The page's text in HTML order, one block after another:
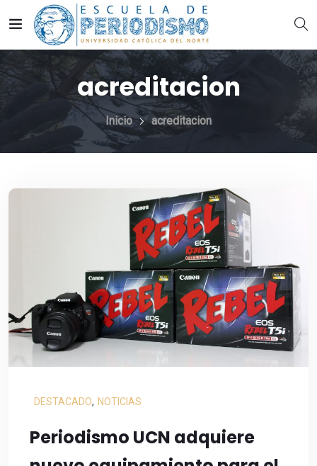
acreditacion
Inicio acreditacion
DESTACADO, NOTICIAS
Periodismo UCN adquiere